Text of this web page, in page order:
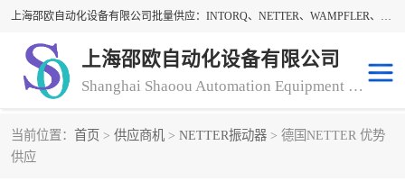
上海邵欧自动化设备有限公司批量供应：INTORQ、NETTER、WAMPFLER、WARNER、WICHITA、三菱离合器、warner离合器、NETTER振动器、WAMPFLER滑触线。上海邵欧自动化设备有限公司提供创新技术与产品解决方案，让客户享有高性价比，优质的产品和服务，我们坚持以持续技术和服务创新为客户不断创造价值。欢迎来电咨询！
上海邵欧自动化设备有限公司
Shanghai Shaoou Automation Equipment Co., Ltd
当前位置： 首页 > 供应商机 > NETTER振动器 > 德国NETTER 优势
供应warner离合器